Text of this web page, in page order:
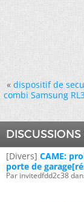
« dispositif de
combi Samsung
[Divers] CAME:
porte de
Par invitedfdd2c38